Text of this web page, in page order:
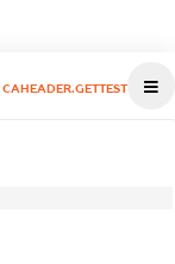
CAHEADER.GETTEST